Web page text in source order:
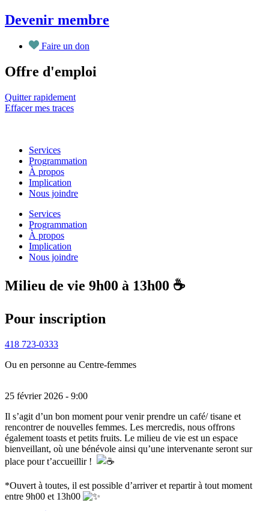
Aller
au
contenu
Devenir membre
Faire un don
Offre d'emploi
Quitter rapidement
Effacer mes traces
Services
Programmation
À propos
Implication
Nous joindre
Services
Programmation
À propos
Implication
Nous joindre
Milieu de vie 9h00 à 13h00 ☕
Pour inscription
418 723-0333
Ou en personne au Centre-femmes
25 février 2026 - 9:00
Il s’agit d’un bon moment pour venir prendre un café/ tisane et
rencontrer de nouvelles femmes. Les mercredis, nous offrons
également toasts et petits fruits. Le milieu de vie est un espace
bienveillant, où une bénévole ainsi qu’une intervenante seront sur
place pour t’accueillir !
*Ouvert à toutes, il est possible d’arriver et repartir à tout moment
entre 9h00 et 13h00